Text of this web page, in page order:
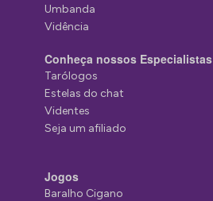
Umbanda
Vidência
Conheça nossos Especialistas
Tarólogos
Estelas do chat
Videntes
Seja um afiliado
Jogos
Baralho Cigano